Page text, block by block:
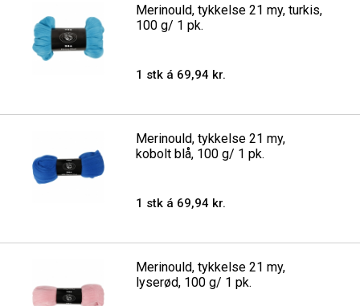
Merinould, tykkelse 21 my, turkis,
100 g/ 1 pk.
1 stk á 69,94 kr.
Merinould, tykkelse 21 my,
kobolt blå, 100 g/ 1 pk.
1 stk á 69,94 kr.
Merinould, tykkelse 21 my,
lyserød, 100 g/ 1 pk.